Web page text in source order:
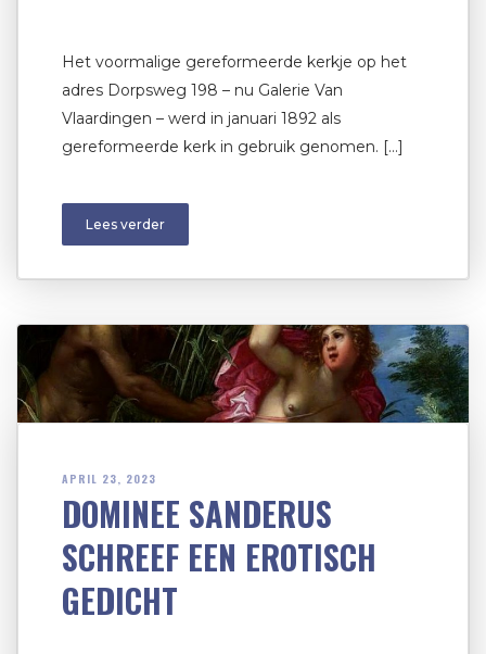
Het voormalige gereformeerde kerkje op het
adres Dorpsweg 198 – nu Galerie Van
Vlaardingen – werd in januari 1892 als
gereformeerde kerk in gebruik genomen. […]
Lees verder
APRIL 23, 2023
DOMINEE SANDERUS
SCHREEF EEN EROTISCH
GEDICHT